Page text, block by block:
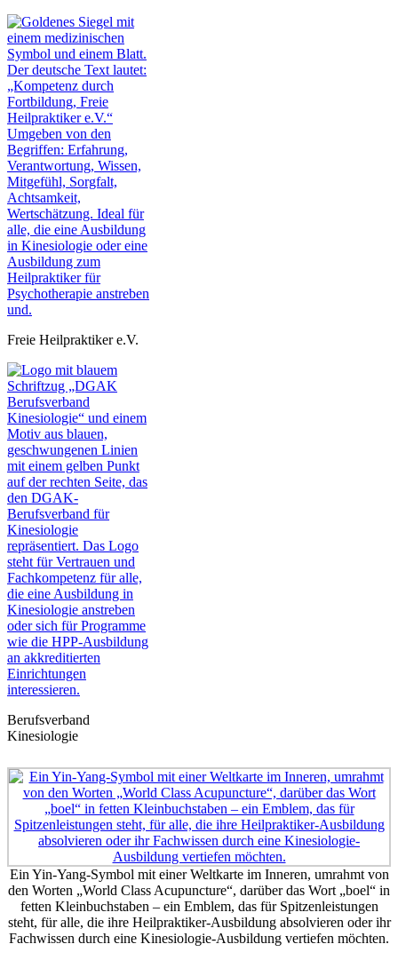
Freie Heilpraktiker e.V.
Berufsverband
Kinesiologie
Ein Yin-Yang-Symbol mit einer Weltkarte im Inneren, umrahmt von
den Worten „World Class Acupuncture“, darüber das Wort „boel“ in
fetten Kleinbuchstaben – ein Emblem, das für Spitzenleistungen
steht, für alle, die ihre Heilpraktiker-Ausbildung absolvieren oder ihr
Fachwissen durch eine Kinesiologie-Ausbildung vertiefen möchten.